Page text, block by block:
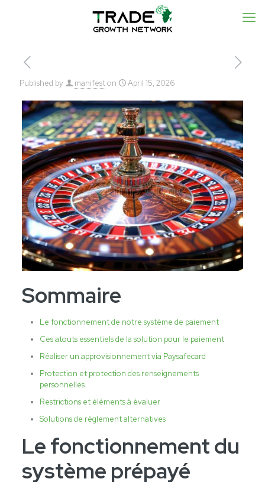
Published by manifeston April 15, 2026
Sommaire
Le fonctionnement de notre système de paiement
Ces atouts essentiels de la solution pour le paiement
Réaliser un approvisionnement via Paysafecard
Protection et protection des renseignements
personnelles
Restrictions et éléments à évaluer
Solutions de règlement alternatives
Le fonctionnement du
système prépayé